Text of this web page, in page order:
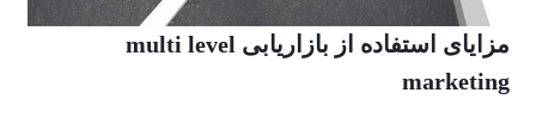
مزایای استفاده از بازاریابی multi level
marketing